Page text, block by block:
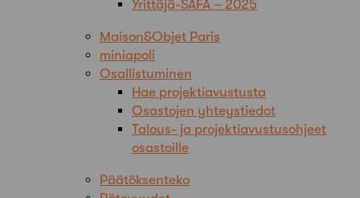
Yrittäjä-SAFA – 2025
Maison&Objet Paris
miniapoli
Osallistuminen
Hae projektiavustusta
Osastojen yhteystiedot
Talous- ja projektiavustusohjeet
osastoille
Päätöksenteko